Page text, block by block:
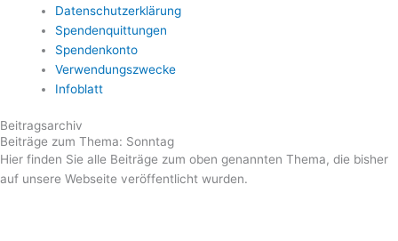
Datenschutzerklärung
Spendenquittungen
Spendenkonto
Verwendungszwecke
Infoblatt
Beitragsarchiv
Beiträge zum Thema: Sonntag
Hier finden Sie alle Beiträge zum oben genannten Thema, die bisher
auf unsere Webseite veröffentlicht wurden.